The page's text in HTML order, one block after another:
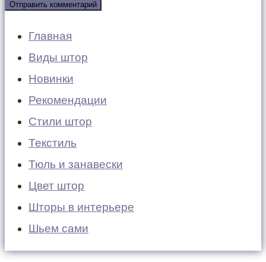
Главная
Виды штор
Новинки
Рекомендации
Стили штор
Текстиль
Тюль и занавески
Цвет штор
Шторы в интерьере
Шьем сами